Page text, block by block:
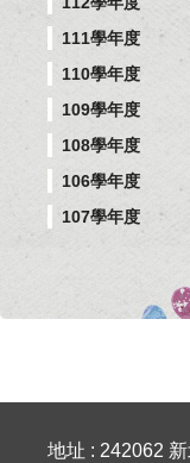
111學年度
110學年度
109學年度
108學年度
106學年度
107學年度
地址 : 242062